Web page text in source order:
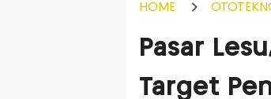
HOME
Pasar
Target